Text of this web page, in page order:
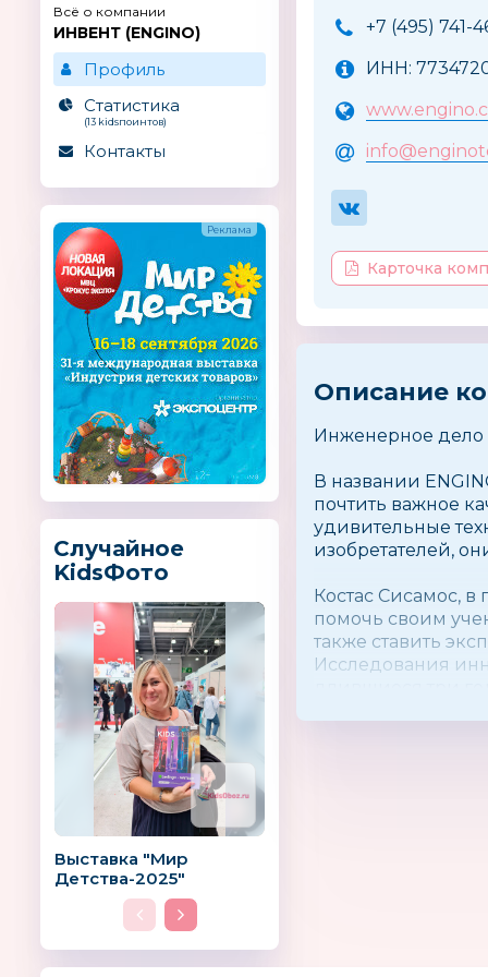
Всё о компании
ИНВЕНТ (ENGINO)
Профиль
Статистика
(13 kidsпоинтов)
Контакты
Случайное
KidsФото
Выставка "Мир
Детства-2025"
+7 (495) 741-
ИНН:
Карточка
Описание
Инженерное дело
В названии
почтить важное
удивительные
изобретателей,
Костас Сисамос,
помочь своим
также ставить
Исследования